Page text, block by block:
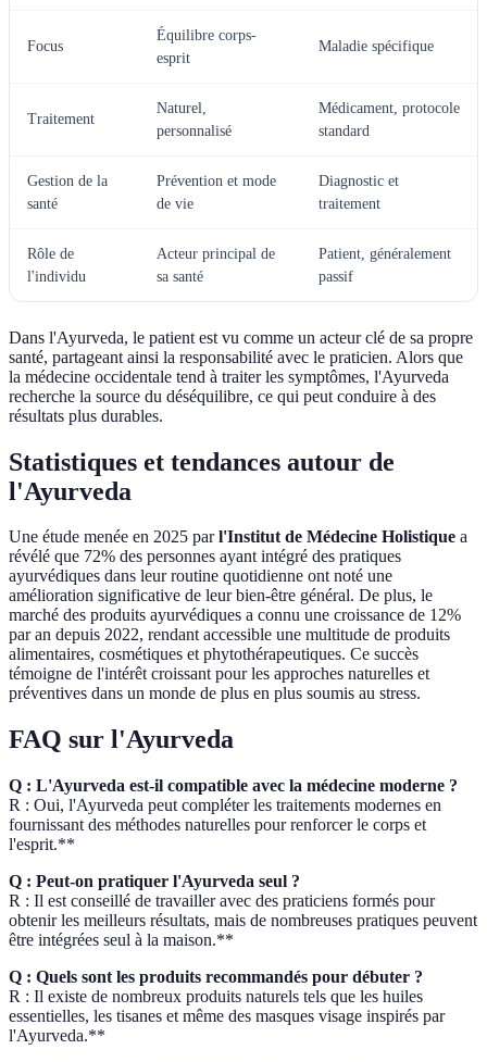
Focus
Équilibre corps-
esprit
Maladie spécifique
Traitement
Naturel,
personnalisé
Médicament, protocole
standard
Gestion de la
santé
Prévention et mode
de vie
Diagnostic et
traitement
Rôle de
l'individu
Acteur principal de
sa santé
Patient, généralement
passif
Dans l'Ayurveda, le patient est vu comme un acteur clé de sa propre
santé, partageant ainsi la responsabilité avec le praticien. Alors que
la médecine occidentale tend à traiter les symptômes, l'Ayurveda
recherche la source du déséquilibre, ce qui peut conduire à des
résultats plus durables.
Statistiques et tendances autour de
l'Ayurveda
Une étude menée en 2025 parl'Institut de Médecine Holistique a
révélé que 72% des personnes ayant intégré des pratiques
ayurvédiques dans leur routine quotidienne ont noté une
amélioration significative de leur bien-être général. De plus, le
marché des produits ayurvédiques a connu une croissance de 12%
par an depuis 2022, rendant accessible une multitude de produits
alimentaires, cosmétiques et phytothérapeutiques. Ce succès
témoigne de l'intérêt croissant pour les approches naturelles et
préventives dans un monde de plus en plus soumis au stress.
FAQ sur l'Ayurveda
Q : L'Ayurveda est-il compatible avec la médecine moderne ?
R : Oui, l'Ayurveda peut compléter les traitements modernes en
fournissant des méthodes naturelles pour renforcer le corps et
l'esprit.**
Q : Peut-on pratiquer l'Ayurveda seul ?
R : Il est conseillé de travailler avec des praticiens formés pour
obtenir les meilleurs résultats, mais de nombreuses pratiques peuvent
être intégrées seul à la maison.**
Q : Quels sont les produits recommandés pour débuter ?
R : Il existe de nombreux produits naturels tels que les huiles
essentielles, les tisanes et même des masques visage inspirés par
l'Ayurveda.**